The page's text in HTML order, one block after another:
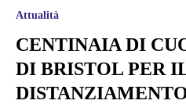
Attualità
CENTINAIA DI
DI BRISTOL PER